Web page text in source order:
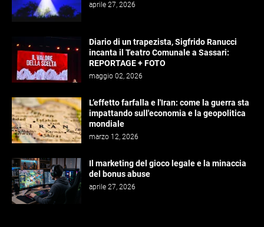
aprile 27, 2026
Diario di un trapezista, Sigfrido Ranucci
incanta il Teatro Comunale a Sassari:
REPORTAGE + FOTO
maggio 02, 2026
L’effetto farfalla e l'Iran: come la guerra sta
impattando sull'economia e la geopolitica
mondiale
marzo 12, 2026
Il marketing del gioco legale e la minaccia
del bonus abuse
aprile 27, 2026